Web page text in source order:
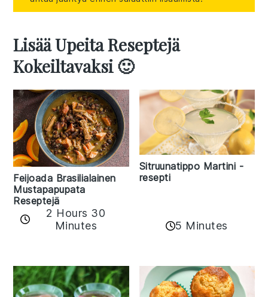
Lisää Upeita Reseptejä
Kokeiltavaksi 🙂
Feijoada Brasilialainen
Mustapapupata
Reseptejä
2 Hours 30
Minutes
Sitruunatippo Martini -
resepti
5 Minutes